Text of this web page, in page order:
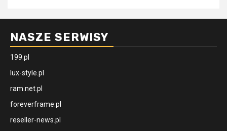
NASZE SERWISY
199.pl
lux-style.pl
ram.net.pl
foreverframe.pl
reseller-news.pl